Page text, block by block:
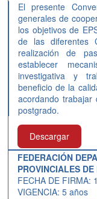
El presente
generales de
los objetivos de
de las diferentes
realización de
establecer
investigativa y
beneficio de la
acordando
postgrado.
Descargar
FEDERACIÓN
PROVINCIALES
FECHA DE FIRMA:
VIGENCIA: 5 años